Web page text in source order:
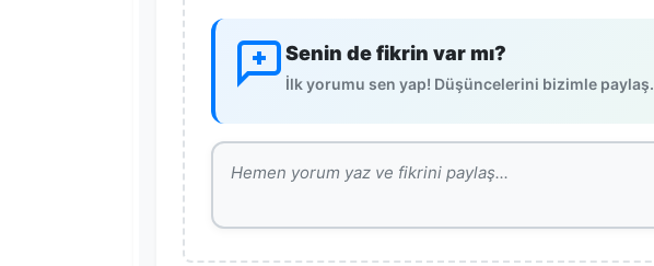
Senin de fikrin var mı?
İlk yorumu sen yap! Düşüncelerini bizimle paylaş.